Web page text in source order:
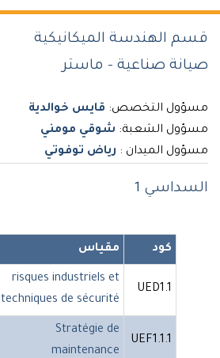
قسم الهندسة الميكانيكية
صيانة صناعية - ماستر
مسؤول التخصص: قايس خوالدية
مسؤول الشعبة: شوقي مومني
مسؤول الميدان : رياض توفوتي
السداسي 1
كود مقياس
UED1.1
risques industriels et
techniques de sécurité
UEF1.1.1
Stratégie de
maintenance